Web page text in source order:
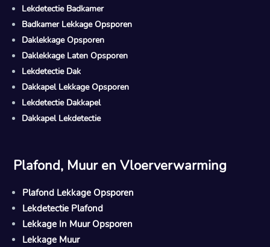
Lekdetectie Badkamer
Badkamer Lekkage Opsporen
Daklekkage Opsporen
Daklekkage Laten Opsporen
Lekdetectie Dak
Dakkapel Lekkage Opsporen
Lekdetectie Dakkapel
Dakkapel Lekdetectie
Plafond, Muur en Vloerverwarming
Plafond Lekkage Opsporen
Lekdetectie Plafond
Lekkage In Muur Opsporen
Lekkage Muur